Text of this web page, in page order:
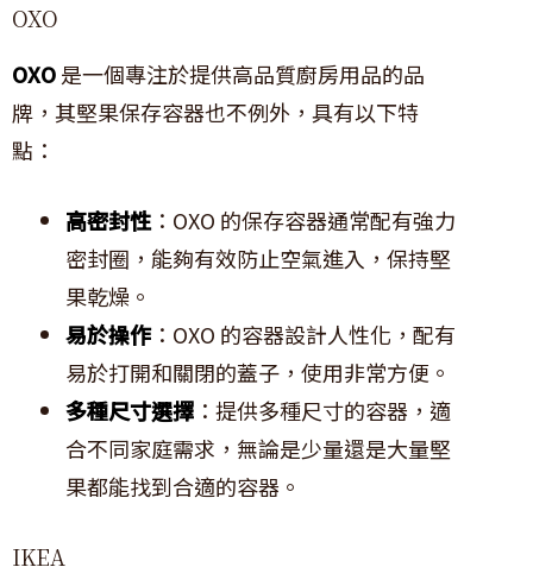
OXO
OXO是一個專注於提供高品質廚房用品的品
牌，其堅果保存容器也不例外，具有以下特
點：
高密封性：OXO 的保存容器通常配有強力
密封圈，能夠有效防止空氣進入，保持堅
果乾燥。
易於操作：OXO 的容器設計人性化，配有
易於打開和關閉的蓋子，使用非常方便。
多種尺寸選擇 ：提供多種尺寸的容器，適
合不同家庭需求，無論是少量還是大量堅
果都能找到合適的容器。
IKEA